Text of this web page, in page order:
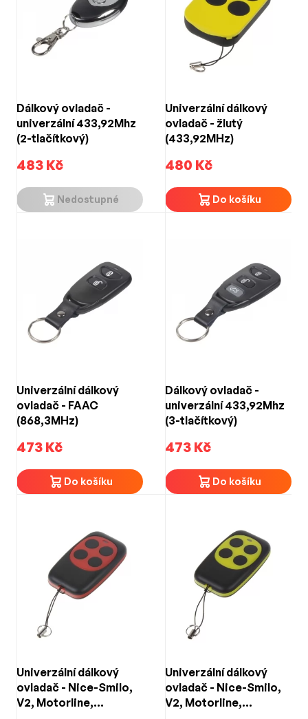
Dálkový ovladač -
univerzální 433,92Mhz
(2-tlačítkový)
483 Kč
Nedostupné
Univerzální dálkový
ovladač - žlutý
(433,92MHz)
480 Kč
Do košíku
Univerzální dálkový
ovladač - FAAC
(868,3MHz)
473 Kč
Do košíku
Dálkový ovladač -
univerzální 433,92Mhz
(3-tlačítkový)
473 Kč
Do košíku
Univerzální dálkový
ovladač - Nice-Smilo,
V2, Motorline,
Univerzální dálkový
ovladač - Nice-Smilo,
V2, Motorline,